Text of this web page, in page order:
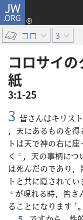
JW.ORG
コロ 3
コロサイ​
紙
3:1-25
3 皆さんはキリス
，天にあるものを
トは天で神の右に
く c ，天の事柄につ
は死んだのであり
トと共に隠されてい
e が現れる時，皆さ
ることになります f 。